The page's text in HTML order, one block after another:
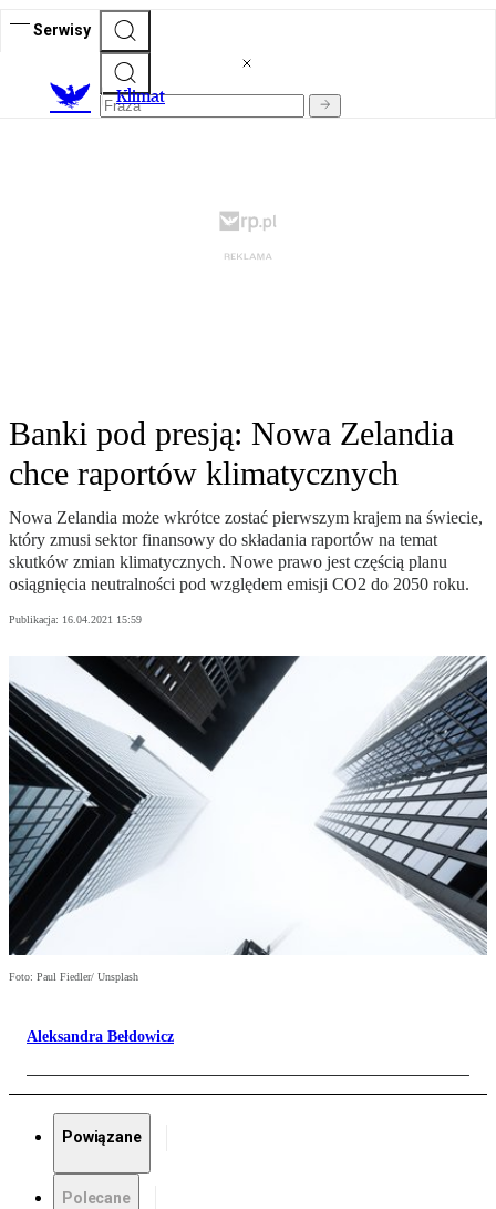
Serwisy
Klimat
Banki pod presją: Nowa Zelandia
chce raportów klimatycznych
Nowa Zelandia może wkrótce zostać pierwszym krajem na świecie,
który zmusi sektor finansowy do składania raportów na temat
skutków zmian klimatycznych. Nowe prawo jest częścią planu
osiągnięcia neutralności pod względem emisji CO2 do 2050 roku.
Publikacja: 16.04.2021 15:59
Foto: Paul Fiedler/ Unsplash
Aleksandra Bełdowicz
Powiązane
Polecane